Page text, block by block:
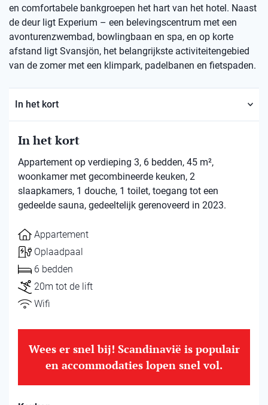
en comfortabele bankgroepen het hart van het hotel. Naast
de deur ligt Experium – een belevingscentrum met een
avonturenzwembad, bowlingbaan en spa, en op korte
afstand ligt Svansjön, het belangrijkste activiteitengebied
van de zomer met een klimpark, padelbanen en fietspaden.
In het kort
In het kort
Appartement op verdieping 3, 6 bedden, 45 m²,
woonkamer met gecombineerde keuken, 2
slaapkamers, 1 douche, 1 toilet, toegang tot een
gedeelde sauna, gedeeltelijk gerenoveerd in 2023.
Appartement
Oplaadpaal
6 bedden
20m tot de lift
Wifi
Wees er snel bij! Scandinavië is populair
en accommodaties lopen snel vol.